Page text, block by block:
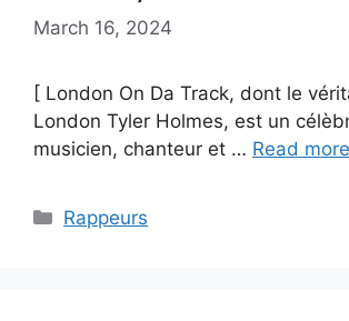
March 16, 2024
[ London On Da Track, dont le
London Tyler Holmes, est un
musicien, chanteur et … Read more
Categories
Rappeurs